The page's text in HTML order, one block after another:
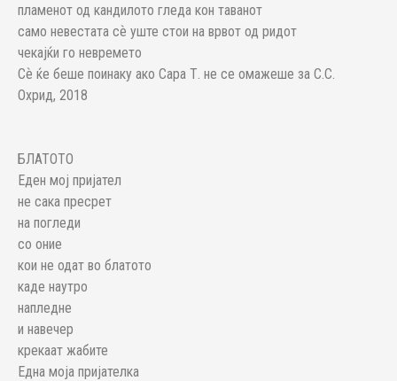
пламенот од кандилото гледа кон таванот
само невестата сѐ уште стои на врвот од ридот
чекајќи го невремето
Сѐ ќе беше поинаку ако Сара Т. не се омажеше за С.С.
Охрид, 2018
БЛАТОТО
Еден мој пријател
не сака пресрет
на погледи
со оние
кои не одат во блатото
каде наутро
напледне
и навечер
крекаат жабите
Една моја пријателка